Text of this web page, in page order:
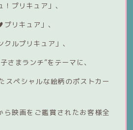
！プリキュア」、
リキュア」、
ルプリキュア」、
さまランチ”をテーマに、
スペシャルな絵柄のポストカー
映画をご鑑賞されたお客様全